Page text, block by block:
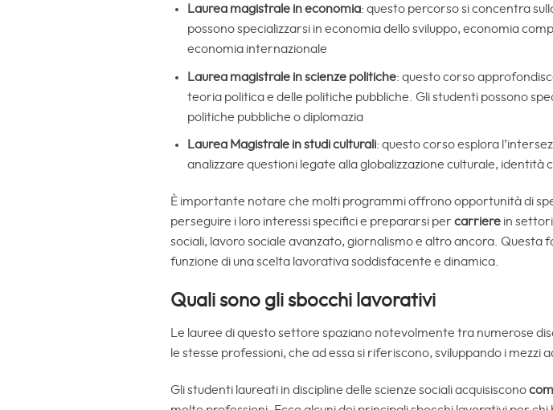
Laurea magistrale in economia: questo percorso si concentra
possono specializzarsi in economia dello sviluppo, economia
economia internazionale
Laurea magistrale in scienze politiche: questo corso
teoria politica e delle politiche pubbliche. Gli studenti possono
politiche pubbliche o diplomazia
Laurea Magistrale in studi culturali: questo corso esplora
analizzare questioni legate alla globalizzazione culturale,
È importante notare che molti programmi offrono opportunità di
perseguire i loro interessi specifici e prepararsi per carriere in
sociali, lavoro sociale avanzato, giornalismo e altro ancora.
funzione di una scelta lavorativa soddisfacente e dinamica.
Quali sono gli sbocchi lavorativi
Le lauree di questo settore spaziano notevolmente tra numerose
le stesse professioni, che ad essa si riferiscono, sviluppando i mezzi
Gli studenti laureati in discipline delle scienze sociali acquisiscono